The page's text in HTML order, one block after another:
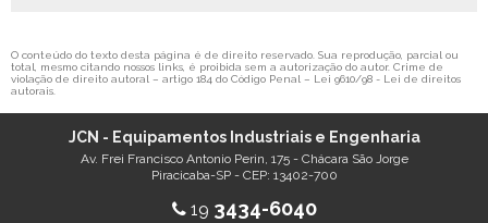
O conteúdo do texto desta página é de direito reservado. Sua reprodução, parcial ou
total, mesmo citando nossos links, é proibida sem a autorização do autor. Crime de
violação de direito autoral – artigo 184 do Código Penal – Lei 9610/98 - Lei de direitos
autorais
JCN - Equipamentos Industriais e Engenharia
Av. Frei Francisco Antonio Perin, 175 - Chácara São Jorge
Piracicaba-SP - CEP: 13402-700
19 3434-6040